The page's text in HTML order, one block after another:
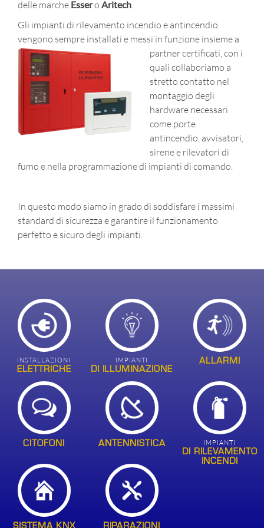
delle marche Essero Aritech.
Gli impianti di rilevamento incendio e antincendio
vengono sempre installati e messi in funzione insieme a
partner certificati,con i
quali collaboriamo a
stretto contatto nel
montaggio degli
hardware necessari
come porte
antincendio, avvisatori,
sirene e rilevatori di
fumo e nella programmazione di impianti di comando.
In questo modo siamo in grado di soddisfare i massimi
standard di sicurezza e garantire il funzionamento
perfetto e sicuro degli impianti.
INSTALLAZIONI
ELETTRICHE
IMPIANTI
DI ILLUMINAZIONE
ALLARMI
CITOFONI ANTENNISTICA IMPIANTI
DI RILEVAMENTO
INCENDI
SISTEMA KNX RIPARAZIONI